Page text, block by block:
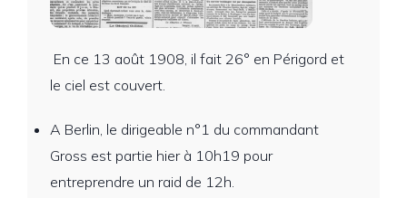
En ce 13 août 1908, il fait 26° en Périgord et
le ciel est couvert.
A Berlin, le dirigeable n°1 du commandant
Gross est partie hier à 10h19 pour
entreprendre un raid de 12h.